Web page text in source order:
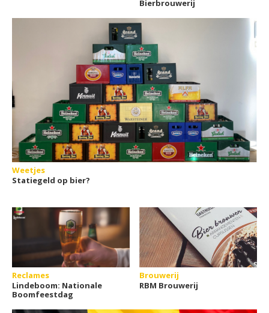
Bierbrouwerij
Weetjes
Statiegeld op bier?
Reclames
Lindeboom: Nationale
Boomfeestdag
Brouwerij
RBM Brouwerij